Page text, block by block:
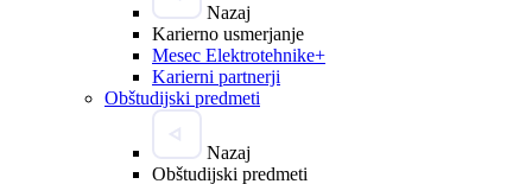
Nazaj
Karierno usmerjanje
Mesec Elektrotehnike+
Karierni partnerji
Obštudijski predmeti
Nazaj
Obštudijski predmeti